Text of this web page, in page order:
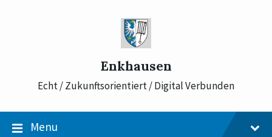
Enkhausen
Echt / Zukunftsorientiert / Digital Verbunden
Menu